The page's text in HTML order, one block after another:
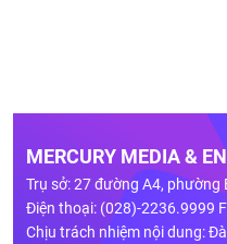
MERCURY MEDIA &
Trụ sở: 27 đường A4, phường
Điện thoại: (028)-2236.9999
Chịu trách nhiệm nội dung: